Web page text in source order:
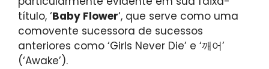
título, ‘Baby Flower‘, que serve como uma
comovente sucessora de sucessos
anteriores como ‘Girls Never Die’ e ‘깨어’
(‘Awake’).